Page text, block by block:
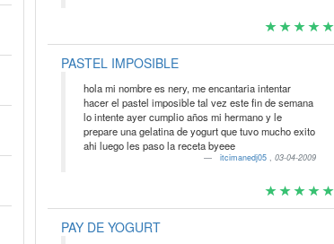
PASTEL IMPOSIBLE
hola mi nombre es nery, me encantaria intentar
hacer el pastel imposible tal vez este fin de semana
lo intente ayer cumplio años mi hermano y le
prepare una gelatina de yogurt que tuvo mucho exito
ahi luego les paso la receta byeee
itcimanedj05,03-04-2009
PAY DE YOGURT